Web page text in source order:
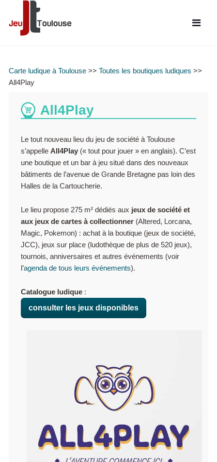
Carte ludique à Toulouse>> Toutes les boutiques ludiques >>
All4Play
All4Play
Le tout nouveau lieu du jeu de société à Toulouse
s’appelle All4Play (« tout pour jouer » en anglais). C’est
une boutique et un bar à jeu situé dans des nouveaux
bâtiments de l’avenue de Grande Bretagne pas loin des
Halles de la Cartoucherie.
Le lieu propose 275 m² dédiés aux jeux de société et
aux jeux de cartes à collectionner(Altered, Lorcana,
Magic, Pokemon) : achat à la boutique (jeux de société,
JCC), jeux sur place (ludothèque de plus de 520 jeux),
tournois, anniversaires et autres événements (voir
l’agenda de tous leurs événements).
Catalogue ludique:
consulter les jeux disponibles